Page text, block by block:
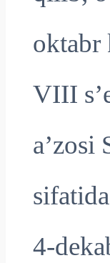
oktabr
VIII
4-